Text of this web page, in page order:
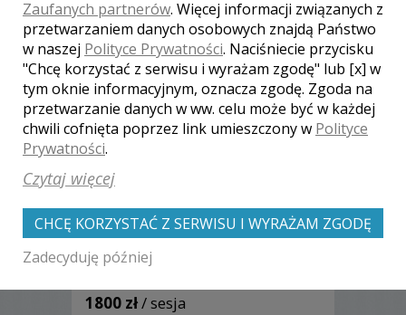
Jan - Warszawa
1800 zł/ sesja
Zaufanych partnerów. Więcej informacji związanych z
przetwarzaniem danych osobowych znajdą Państwo
w naszej Polityce Prywatności. Naciśniecie przycisku
"Chcę korzystać z serwisu i wyrażam zgodę" lub [x] w
tym oknie informacyjnym, oznacza zgodę. Zgoda na
przetwarzanie danych w ww. celu może być w każdej
chwili cofnięta poprzez link umieszczony w Polityce
Prywatności.
Czytaj więcej
CHCĘ KORZYSTAĆ Z SERWISU I WYRAŻAM ZGODĘ
Zadecyduję później